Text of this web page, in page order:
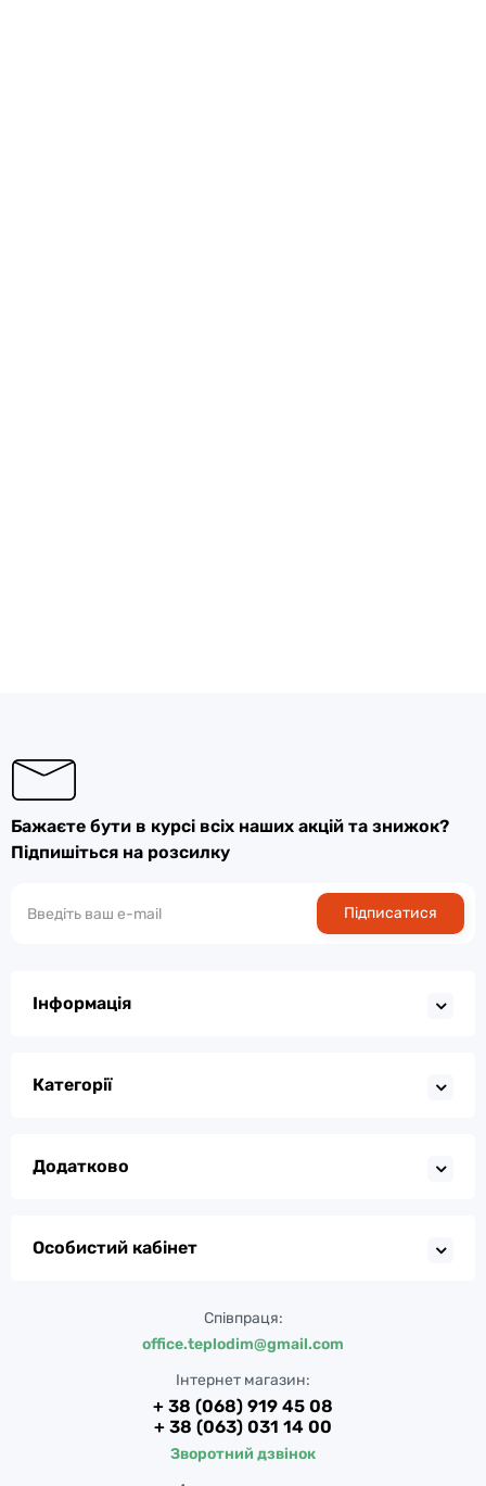
Бажаєте бути в курсі всіх наших акцій та знижок?
Підпишіться на розсилку
Підписатися
Інформація
Категорії
Додатково
Особистий кабінет
Співпраця:
office.teplodim@gmail.com
Інтернет магазин:
+ 38 (068) 919 45 08
+ 38 (063) 031 14 00
Зворотний дзвінок